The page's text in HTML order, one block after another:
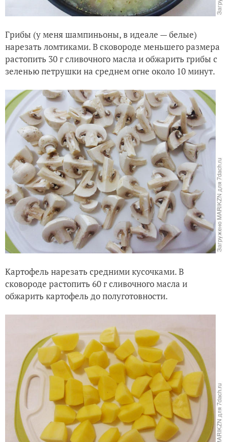
Грибы (у меня шампиньоны, в идеале — белые)
нарезать ломтиками. В сковороде меньшего размера
растопить 30 г сливочного масла и обжарить грибы с
зеленью петрушки на среднем огне около 10 минут.
Картофель нарезать средними кусочками. В
сковороде растопить 60 г сливочного масла и
обжарить картофель до полуготовности.